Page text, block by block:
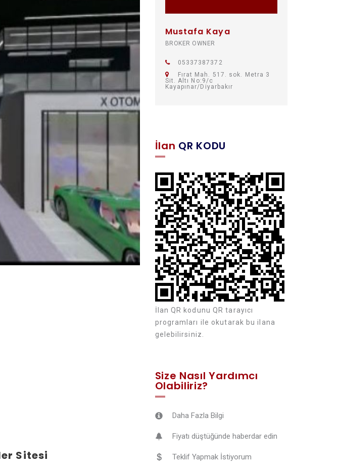
Sitesi
Mustafa Kaya
BROKER OWNER
05337387372
Fırat Mah. 517. sok. Metra 3
Sit. Altı No:9/c
Kayapınar/Diyarbakır
İlan QR KODU
İlan QR kodunu QR tarayıcı
programları ile okutarak bu ilana
gelebilirsiniz.
Size Nasıl Yardımcı
Olabiliriz?
Daha Fazla Bilgi
Fiyatı düştüğünde haberdar edin
Teklif Yapmak İstiyorum